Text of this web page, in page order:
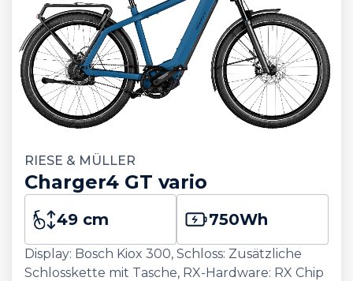
RIESE & MÜLLER
Charger4 GT vario
49 cm 750Wh
Display: Bosch Kiox 300, Schloss: Zusätzliche
Schlosskette mit Tasche, RX-Hardware: RX Chip